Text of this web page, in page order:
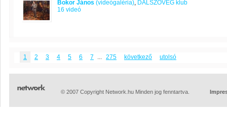
Bokor János (videógaléria), DALSZÖVEG klub
16 videó
1 2 3 4 5 6 7 ... 275 következő utolsó
© 2007 Copyright Network.hu Minden jog fenntartva.